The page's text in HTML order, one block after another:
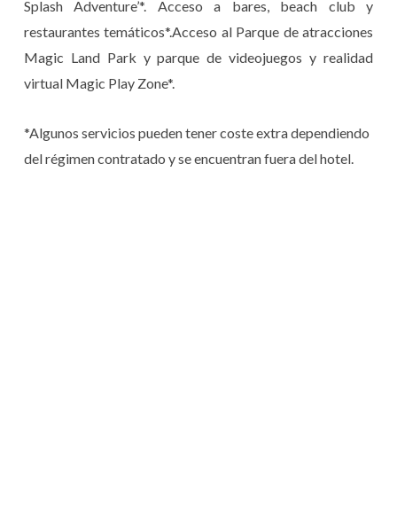
Splash Adventure’*. Acceso a bares, beach club y
restaurantes temáticos*.Acceso al Parque de atracciones
Magic Land Park y parque de videojuegos y realidad
virtual Magic Play Zone*.
*Algunos servicios pueden tener coste extra dependiendo
del régimen contratado y se encuentran fuera del hotel.